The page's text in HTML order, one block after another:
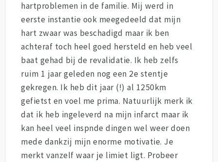
hartproblemen in de familie. Mij werd in
eerste instantie ook meegedeeld dat mijn
hart zwaar was beschadigd maar ik ben
achteraf toch heel goed hersteld en heb veel
baat gehad bij de revalidatie. Ik heb zelfs
ruim 1 jaar geleden nog een 2e stentje
gekregen. Ik heb dit jaar (!) al 1250km
gefietst en voel me prima. Natuurlijk merk ik
dat ik heb ingeleverd na mijn infarct maar ik
kan heel veel inspnde dingen wel weer doen
mede dankzij mijn enorme motivatie. Je
merkt vanzelf waar je limiet ligt. Probeer